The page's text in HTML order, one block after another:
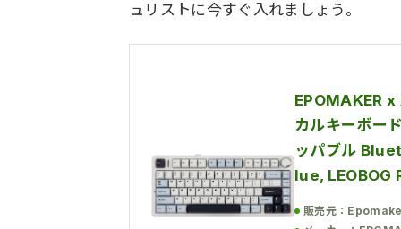
ュリストに今すぐ入れましょう。
EPOMAKER
カルキーボー
ッパブル
lue,
販売元：